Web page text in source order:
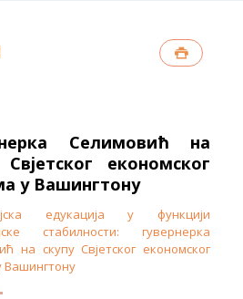
Селимовић на
Свјетског економског
у Вашингтону
едукација у функцији
стабилности: гувернерка
на скупу Свјетског економског
Вашингтону